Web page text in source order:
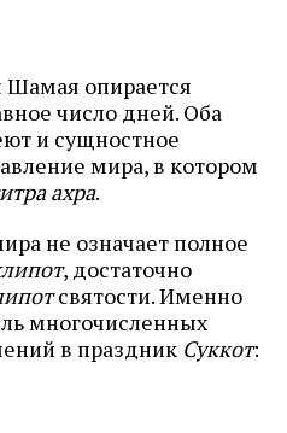
опирается
число дней. Оба
и сущностное
мира, в котором
ахра.
не означает полное
, достаточно
святости. Именно
многочисленных
в праздник Суккот: